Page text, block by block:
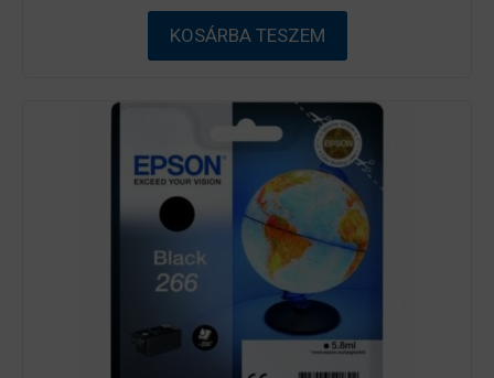
l
KOSÁRBA TESZEM